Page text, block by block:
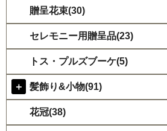
贈呈花束(30)
セレモニー用贈呈品(23)
トス・プルズブーケ(5)
＋ 髪飾り&小物(91)
花冠(38)